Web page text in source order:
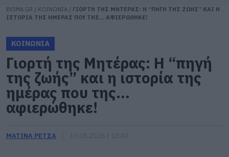
EVIMA.GR / ΚΟΙΝΩΝΙΑ / ΓΙΟΡΤΗ ΤΗΣ ΜΗΤΕΡΑΣ: Η “ΠΗΓΗ ΤΗΣ ΖΩΗΣ” ΚΑΙ Η
ΙΣΤΟΡΙΑ ΤΗΣ ΗΜΕΡΑΣ ΠΟΥ ΤΗΣ… ΑΦΙΕΡΩΘΗΚΕ!
ΚΟΙΝΩΝΙΑ
Γιορτή της Μητέρας: Η “πηγή
της ζωής” και η ιστορία της
ημέρας που της…
αφιερώθηκε!
ΜΑΤΙΝΑ ΡΕΤΣΑ